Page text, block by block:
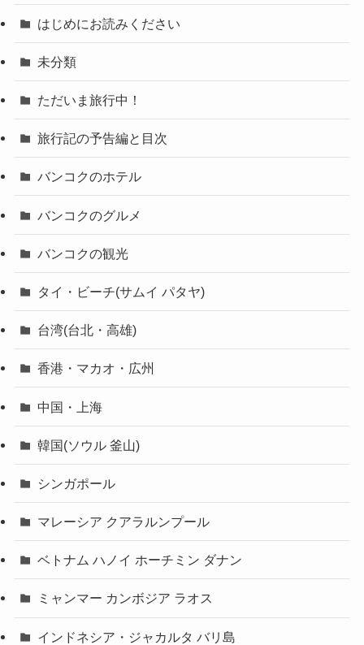
はじめにお読みください
未分類
ただいま旅行中！
旅行記の予告編と目次
バンコクのホテル
バンコクのグルメ
バンコクの観光
タイ・ビーチ(サムイ パタヤ)
台湾(台北・高雄)
香港・マカオ・広州
中国・上海
韓国(ソウル 釜山)
シンガポール
マレーシア クアラルンプール
ベトナム ハノイ ホーチミン ダナン
ミャンマー カンボジア ラオス
インドネシア・ジャカルタ バリ島